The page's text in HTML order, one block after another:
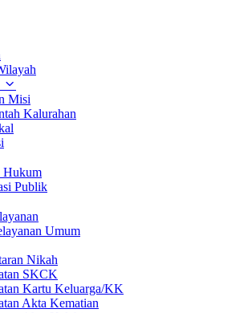
Misi
Kalurahan
Hukum
Publik
Umum
Nikah
SKCK
Kartu Keluarga/KK
Akta Kematian